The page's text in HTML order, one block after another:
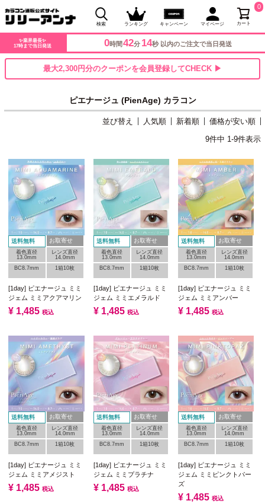
検索 ランキング キャンペーン マイページ カート
0
✨業界最長✨
17時まで当日発送
0時間 42分 13秒 以内のご注文で当日発送
最大2,300円分のクーポンを会員登録してCHECK ▶
ピエナージュ (PienAge) カラコン
並び替え 人気順 新着順
価格が安い順
9件中 1-9件表示
送料無料 お取寄せ
着色直径
13.0mm
レンズ直径
14.0mm
BC8.7mm
1箱10枚
[1day] ピエナージュ ミミ
ジェム ミミアクアマリン
¥ 1,485 税込
送料無料 お取寄せ
着色直径
13.0mm
レンズ直径
14.0mm
BC8.7mm
1箱10枚
[1day] ピエナージュ ミミ
ジェム ミミエメラルド
¥ 1,485 税込
送料無料 お取寄せ
着色直径
13.0mm
レンズ直径
14.0mm
BC8.7mm
1箱10枚
[1day] ピエナージュ ミミ
ジェム ミミアンバー
¥ 1,485 税込
送料無料 お取寄せ
着色直径
13.0mm
レンズ直径
14.0mm
BC8.7mm
1箱10枚
[1day] ピエナージュ ミミ
ジェム ミミアメジスト
¥ 1,485 税込
送料無料 お取寄せ
着色直径
13.0mm
レンズ直径
14.0mm
BC8.7mm
1箱10枚
[1day] ピエナージュ ミミ
ジェム ミミプラチナ
¥ 1,485 税込
送料無料 お取寄せ
着色直径
13.0mm
レンズ直径
14.0mm
BC8.7mm
1箱10枚
[1day] ピエナージュ ミミ
ジェム ミミピンクトパー
ズ
¥ 1,485 税込